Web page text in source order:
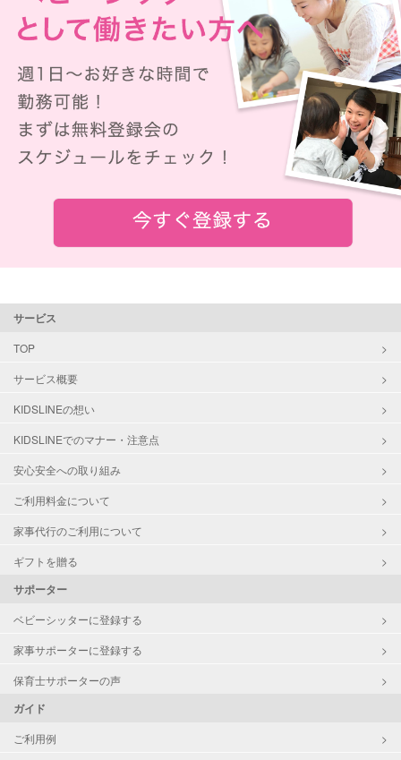
サービス
TOP
サービス概要
KIDSLINEの想い
KIDSLINEでのマナー・注意点
安心安全への取り組み
ご利用料金について
家事代行のご利用について
ギフトを贈る
サポーター
ベビーシッターに登録する
家事サポーターに登録する
保育士サポーターの声
ガイド
ご利用例